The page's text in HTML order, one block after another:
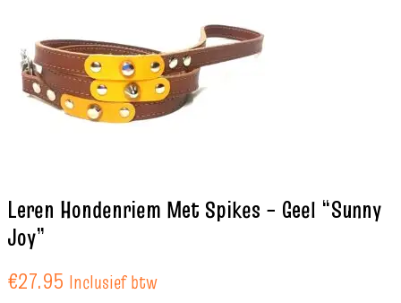
Leren Hondenriem Met Spikes – Geel “Sunny
Joy”
€27.95 Inclusief btw